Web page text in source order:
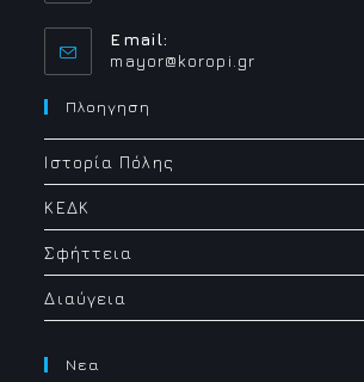
Email:
mayor@koropi.grOpens
Πλοηγηση
Ιστορία Πόλης
ΚΕΔΚ
Σφήττεια
Διαύγεια
Νεα